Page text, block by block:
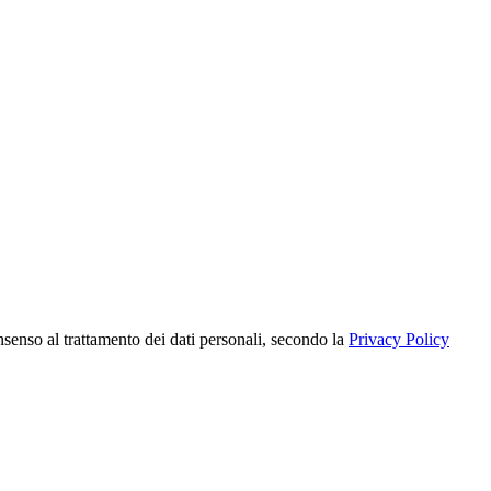
al trattamento dei dati personali, secondo la Privacy Policy